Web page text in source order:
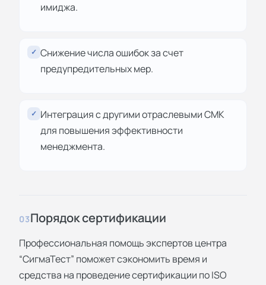
имиджа.
✓ Снижение числа ошибок за счет
предупредительных мер.
✓ Интеграция с другими отраслевыми СМК
для повышения эффективности
менеджмента.
03Порядок сертификации
Профессиональная помощь экспертов центра
“СигмаТест” поможет сэкономить время и
средства на проведение сертификации по ISO